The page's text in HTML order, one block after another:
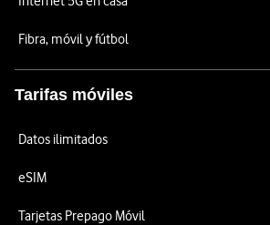
Fibra, móvil y fútbol
Tarifas móviles
Datos ilimitados
eSIM
Tarjetas Prepago Móvil